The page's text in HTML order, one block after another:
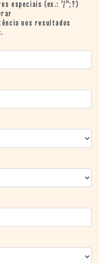
especiais (ex.: '/";?)
nos resultados